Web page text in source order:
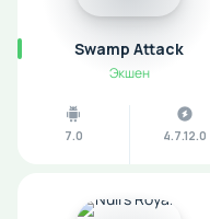
Swamp Attack
Экшен
7.0 4.7.12.0